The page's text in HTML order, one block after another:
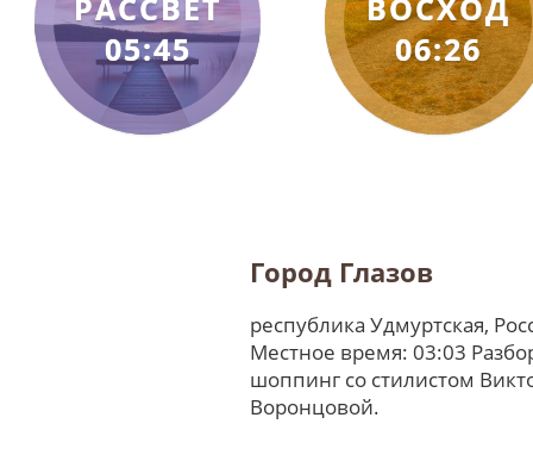
РАССВЕТ
05:45
ВОСХОД
06:26
Город Глазов
республика Удмуртская,
Местное время: 03:03
шоппинг со стилистом
Воронцовой.